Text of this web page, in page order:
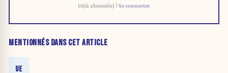
Déjà abonné(e) ?Se connecter
MENTIONNÉS DANS CET ARTICLE
UE